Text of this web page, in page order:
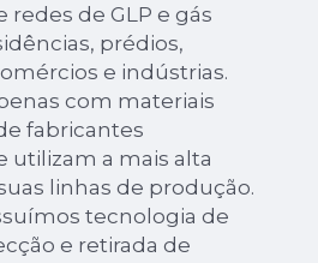
de GLP e gás
prédios,
e indústrias.
com materiais
fabricantes
utilizam a mais alta
linhas de produção.
tecnologia de
e retirada de